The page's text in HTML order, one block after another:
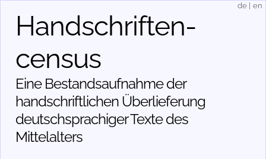
Handschriften­
census
Eine Bestandsaufnahme der
handschriftlichen Über­lieferung
deutschsprachiger Texte des
Mittelalters
de en